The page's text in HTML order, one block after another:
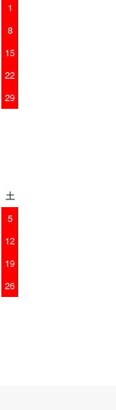
1
8
15
22
29
土
5
12
19
26